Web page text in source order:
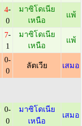
4-
0
มาซิโดเนีย
เหนือ
แพ้
7-
1
มาซิโดเนีย
เหนือ
แพ้
0-
0
ลัตเวีย เสมอ
0-
0
มาซิโดเนีย
เหนือ
เสมอ